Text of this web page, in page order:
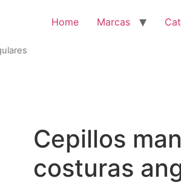
Home Marcas
Cepillos
costuras